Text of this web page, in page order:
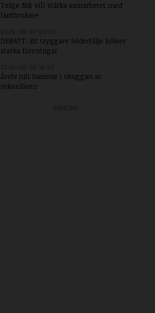
Telge Nät vill stärka samarbetet med
lantbrukare
DEBATT: Ett tryggare Södertälje kräver
starka föreningar
Årets juli hamnar i skuggan av
rekordåren